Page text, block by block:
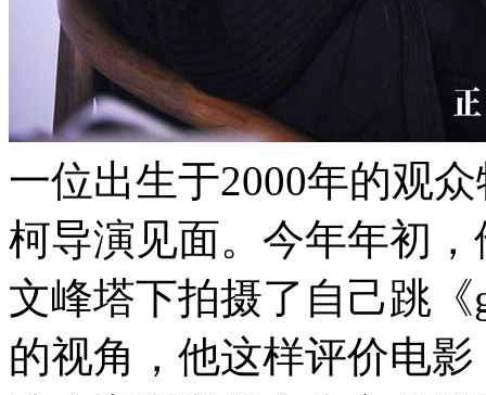
一位出生于2000年的观
柯导演见面。今年年初
文峰塔下拍摄了自己跳《
的视角，他这样评价电